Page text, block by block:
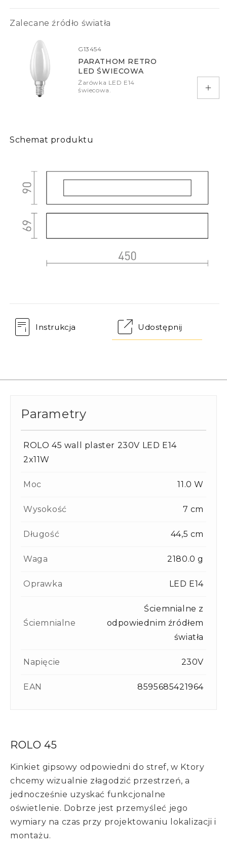
Zalecane źródło światła
G13454
PARATHOM RETRO
LED ŚWIECOWA
Żarówka LED E14
świecowa.
Schemat produktu
Instrukcja Udostępnij
ROLO 45
Kinkiet gipsowy odpowiedni do stref, w Ktory
chcemy wizualnie złagodzić przestrzeń, a
jednocześnie uzyskać funkcjonalne
oświetlenie. Dobrze jest przemyśleć jego
wymiary na czas przy projektowaniu lokalizacji i
montażu.
Parametry
ROLO 45 wall plaster 230V LED E14
2x11W
Moc 11.0 W
Wysokość 7 cm
Długość 44,5 cm
Waga 2180.0 g
Oprawka LED E14
Ściemnialne
Ściemnialne z
odpowiednim źródłem
światła
Napięcie 230V
EAN 8595685421964